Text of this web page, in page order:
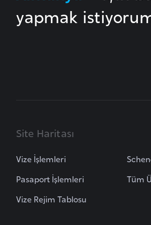
yapmak
Site Haritası
Vize İşlemleri
Pasaport İşlemleri
Vize Rejim Tablosu
Tüm
B
t
n
B
u